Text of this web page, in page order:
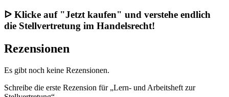
ᐅ Klicke auf "Jetzt kaufen" und verstehe endlich
die Stellvertretung im Handelsrecht!
Rezensionen
Es gibt noch keine Rezensionen.
Schreibe die erste Rezension für „Lern- und Arbeitsheft zur